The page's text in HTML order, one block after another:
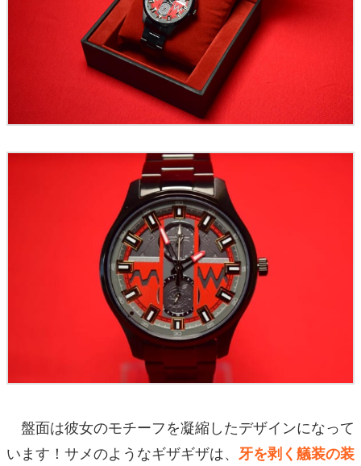
盤面は彼女のモチーフを凝縮したデザインになって
います！サメのようなギザギザは、 牙を剥く艤装の装